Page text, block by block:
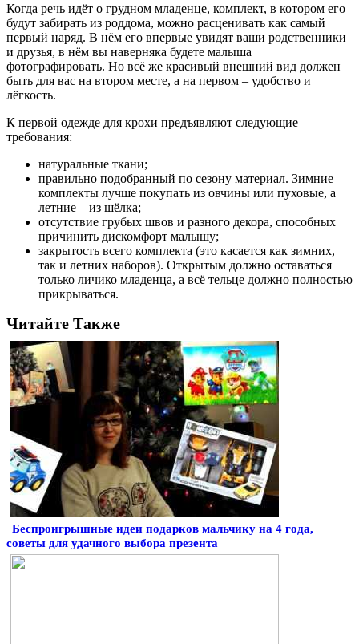
Когда речь идёт о грудном младенце, комплект, в котором его
будут забирать из роддома, можно расценивать как самый
первый наряд. В нём его впервые увидят ваши родственники
и друзья, в нём вы наверняка будете малыша
фотографировать. Но всё же красивый внешний вид должен
быть для вас на втором месте, а на первом – удобство и
лёгкость.
К первой одежде для крохи предъявляют следующие
требования:
натуральные ткани;
правильно подобранный по сезону материал. Зимние
комплекты лучше покупать из овчины или пуховые, а
летние – из шёлка;
отсутствие грубых швов и разного декора, способных
причинить дискомфорт малышу;
закрытость всего комплекта (это касается как зимних,
так и летних наборов). Открытым должно оставаться
только личико младенца, а всё тельце должно полностью
прикрываться.
Читайте Также
Беспроигрышные идеи подарков мальчику на 4 года,
советы для удачного выбора презента